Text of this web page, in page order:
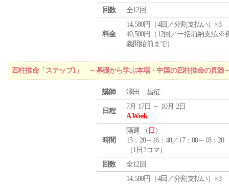
回数
全12回
料金
14,580円（4回／分割支払い）×3
40,500円（12回／一括前納支払※
義開始前まで）
四柱推命「ステップ1」 ～基礎から学ぶ本場・中国の四柱推命の真髄
講師 澤田 昌征
日程
7月 17日 ～ 10月 2日
A Week
時間
隔週 （ 日 ）
15：20～16：40／17：00～18：20
（1日2コマ）
回数
全12回
14,580円（4回／分割支払い）×3